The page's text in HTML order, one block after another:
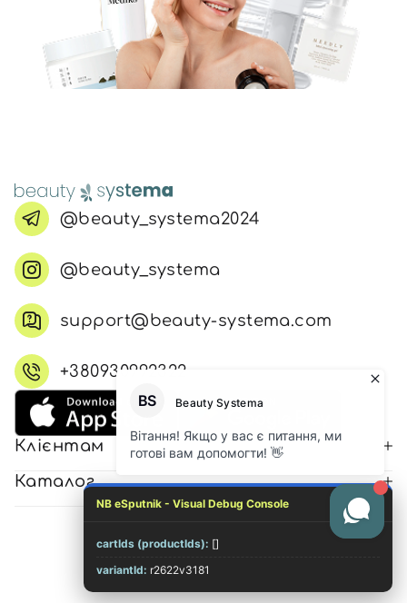
@beauty_systema2024
@beauty_systema
support@beauty-systema.com
+380930992322
Клієнтам
Каталог
© 2026 Всі права захищені
NB eSputnik - Visual Debug Console
cartIds (productIds): []
variantId: r2622v3181